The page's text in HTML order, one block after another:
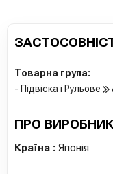
Товарна група:
- Підвіска і Рульове
ПРО
Країна : Японія